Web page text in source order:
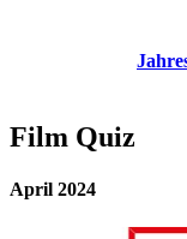
Film Quiz
April 2024